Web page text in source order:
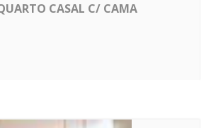
CASAL C/ CAMA